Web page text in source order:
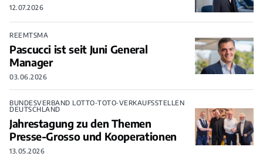
12.07.2026
REEMTSMA
Pascucci ist seit Juni General
Manager
03.06.2026
BUNDESVERBAND LOTTO‑TOTO‑VERKAUFSSTELLEN
DEUTSCHLAND
Jahrestagung zu den Themen
Presse-Grosso und Kooperationen
13.05.2026